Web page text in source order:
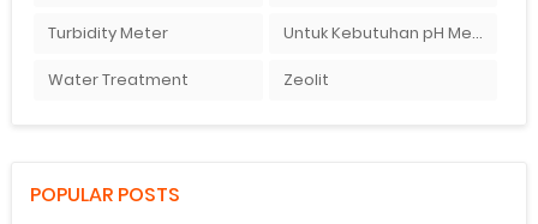
Turbidity Meter Untuk Kebutuhan pH Meter Murah Hanya Di Ady Water
Water Treatment Zeolit
POPULAR POSTS